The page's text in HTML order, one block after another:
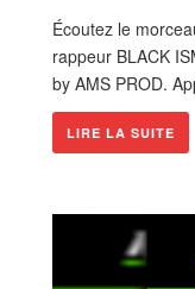
Écoutez le
rappeur BLACK
by AMS PROD.
LIRE LA SUITE